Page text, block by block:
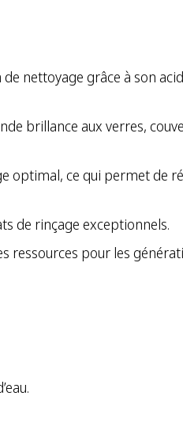
nettoyage grâce à son
brillance aux verres,
optimal, ce qui permet de
de rinçage exceptionnels.
ressources pour les